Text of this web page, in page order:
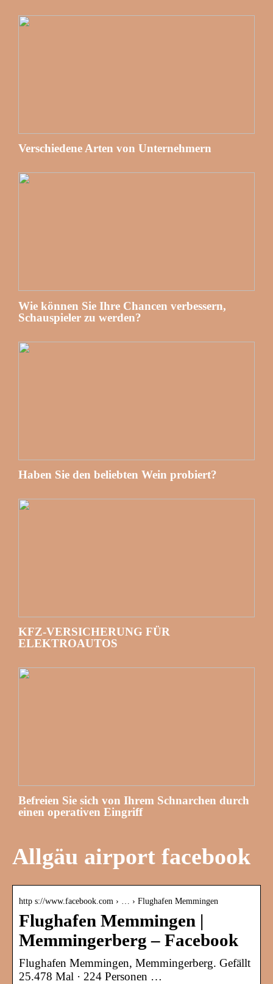
Verschiedene Arten von Unternehmern
Wie können Sie Ihre Chancen verbessern,
Schauspieler zu werden?
Haben Sie den beliebten Wein probiert?
KFZ-VERSICHERUNG FÜR
ELEKTROAUTOS
Befreien Sie sich von Ihrem Schnarchen durch
einen operativen Eingriff
Allgäu airport facebook
http s://www.facebook.com › … › Flughafen Memmingen
Flughafen Memmingen |
Memmingerberg – Facebook
Flughafen Memmingen, Memmingerberg. Gefällt
25.478 Mal · 224 Personen …